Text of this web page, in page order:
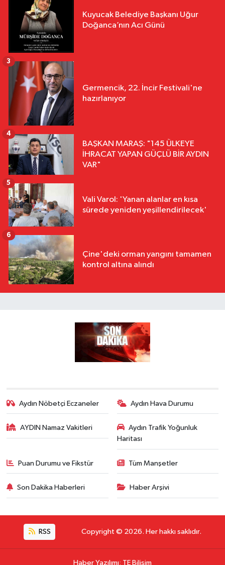
Kuyucak Belediye Başkanı Uğur
Doğanca’nın Acı Günü
Germencik, 22. İncir Festivali'ne
hazırlanıyor
3
BAŞKAN MARAŞ: "145 ÜLKEYE
İHRACAT YAPAN GÜÇLÜ BİR AYDIN
VAR"
4
Vali Varol: 'Yanan alanlar en kısa
sürede yeniden yeşillendirilecek'
5
Çine'deki orman yangını tamamen
kontrol altına alındı
6
Aydın Nöbetçi Eczaneler Aydın Hava Durumu
AYDIN Namaz Vakitleri
Aydın Trafik Yoğunluk
Haritası
Puan Durumu ve Fikstür Tüm Manşetler
Son Dakika Haberleri Haber Arşivi
RSS Copyright © 2026. Her hakkı saklıdır.
Haber Yazılımı: TE Bilişim